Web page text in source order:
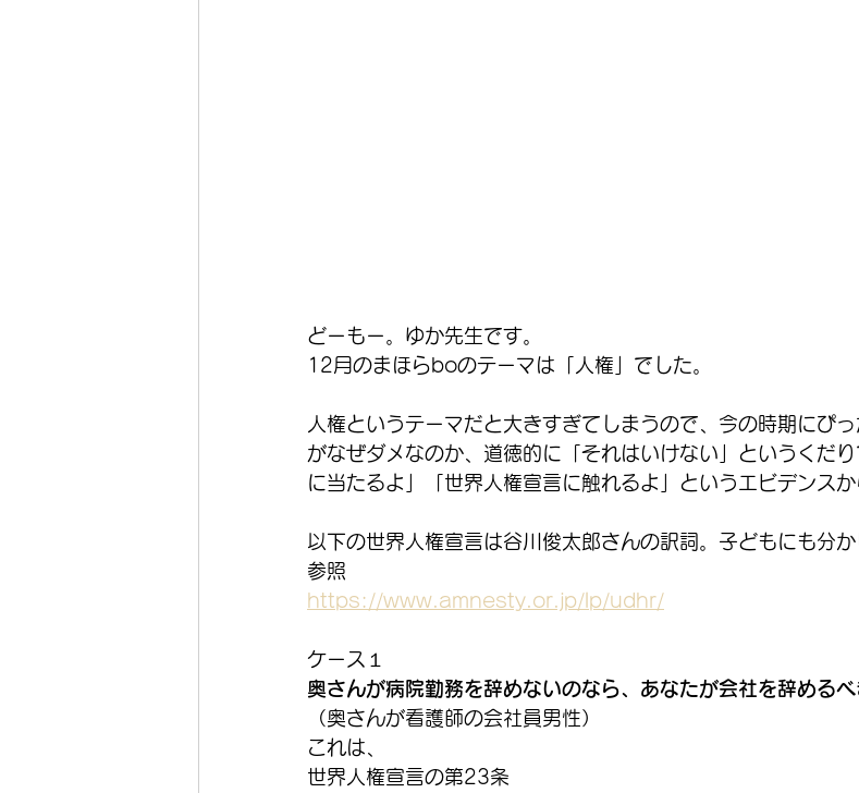
どーもー。ゆか先生です。
12月のまほらboのテーマは「人権」でした。
人権というテーマだと大きすぎてしまうので、今の時期にぴ
がなぜダメなのか、道徳的に「それはいけない」というくだ
に当たるよ」「世界人権宣言に触れるよ」というエビデンスか
以下の世界人権宣言は谷川俊太郎さんの訳詞。子どもにも分か
参照
https://www.amnesty.or.jp/lp/udhr/
ケース１
奥さんが病院勤務を辞めないのなら、あなたが会社を辞めるべ
（奥さんが看護師の会社員男性）
これは、
世界人権宣言の第23条